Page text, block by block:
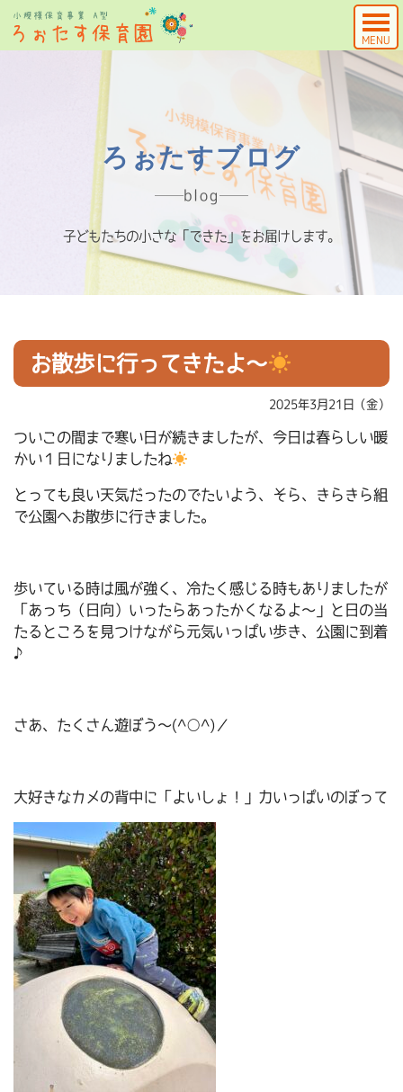
MENU
ろぉたすブログ
blog
子どもたちの小さな「できた」をお届けします。
お散歩に行ってきたよ～
2025年3月21日（金）
ついこの間まで寒い日が続きましたが、今日は春らしい暖
かい１日になりましたね
とっても良い天気だったのでたいよう、そら、きらきら組
で公園へお散歩に行きました。
歩いている時は風が強く、冷たく感じる時もありましたが
「あっち（日向）いったらあったかくなるよ～」と日の当
たるところを見つけながら元気いっぱい歩き、公園に到着
♪
さあ、たくさん遊ぼう～(^○^)／
大好きなカメの背中に「よいしょ！」力いっぱいのぼって